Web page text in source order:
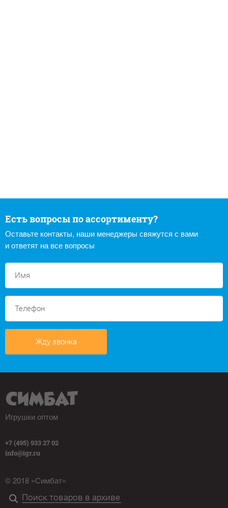
Есть вопросы по ассортименту?
Оставьте контакты, наши менеджеры свяжутся с вами
и ответят на все вопросы
Жду звонка
Игрушки оптом
+7 (495) 933 27 02
info@igr.ru
© 2018 «Симбат»